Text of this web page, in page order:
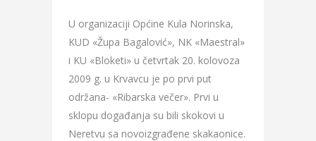
U organizaciji Općine Kula Norinska,
KUD «Župa Bagalović», NK «Maestral»
i KU «Bloketi» u četvrtak 20. kolovoza
2009 g. u Krvavcu je po prvi put
održana- «Ribarska večer». Prvi u
sklopu događanja su bili skokovi u
Neretvu sa novoizgrađene skakaonice.